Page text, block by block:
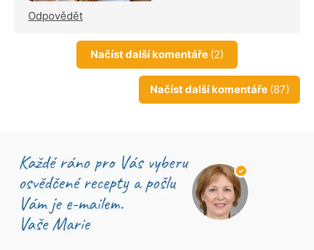
Odpovědět
Načíst další komentáře (2)
Načíst další komentáře (87)